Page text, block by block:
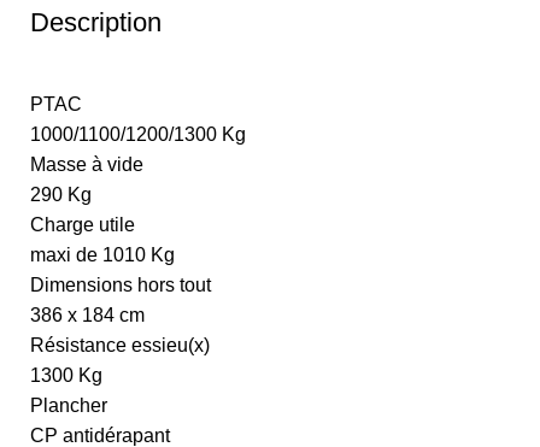
Description
PTAC
1000/1100/1200/1300 Kg
Masse à vide
290 Kg
Charge utile
maxi de 1010 Kg
Dimensions hors tout
386 x 184 cm
Résistance essieu(x)
1300 Kg
Plancher
CP antidérapant